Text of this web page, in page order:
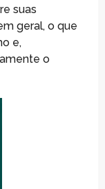
suas
geral, o que
e,
o